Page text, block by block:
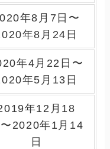
年8月7日〜
年8月24日
年4月22日〜
年5月13日
年12月18
〜2020年1月14
日